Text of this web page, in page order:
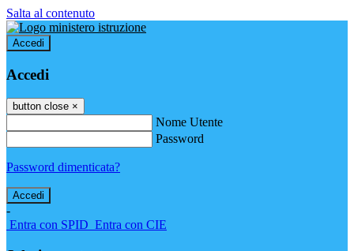
Salta al contenuto
Accedi
Accedi
button close ×
Nome Utente
Password
Password dimenticata?
-
Entra con SPID Entra con CIE